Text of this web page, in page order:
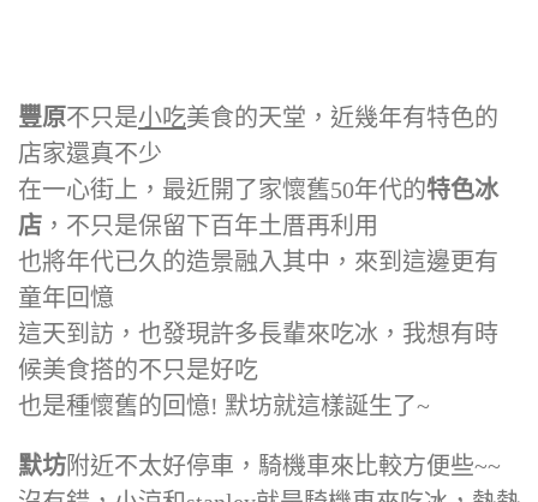
豐原不只是小吃美食的天堂，近幾年有特色的
店家還真不少
在一心街上，最近開了家懷舊50年代的特色冰
店 ，不只是保留下百年土厝再利用
也將年代已久的造景融入其中，來到這邊更有
童年回憶
這天到訪，也發現許多長輩來吃冰，我想有時
候美食搭的不只是好吃
也是種懷舊的回憶! 默坊就這樣誕生了~
默坊附近不太好停車，騎機車來比較方便些~~